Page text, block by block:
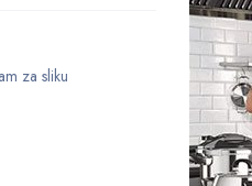
za sliku